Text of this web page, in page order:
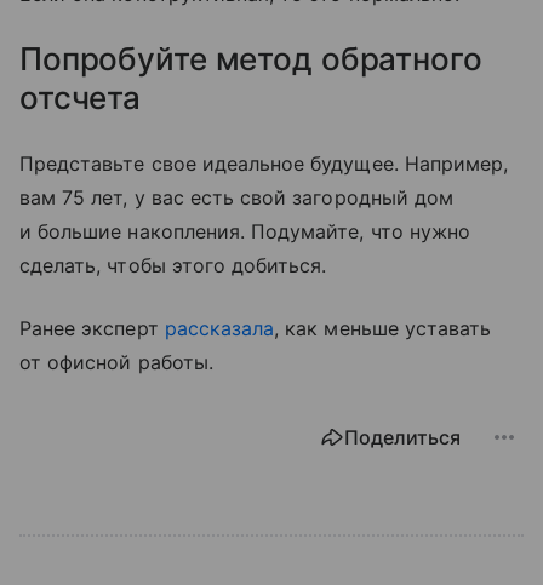
Попробуйте метод обратного
отсчета
Представьте свое идеальное будущее. Например,
вам 75 лет, у вас есть свой загородный дом
и большие накопления. Подумайте, что нужно
сделать, чтобы этого добиться.
Ранее эксперт рассказала, как меньше уставать
от офисной работы.
Поделиться